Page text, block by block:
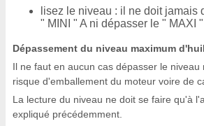
lisez le niveau : il ne doit jamais
" MINI " A ni dépasser le " MAXI
Dépassement du niveau maximum
Il ne faut en aucun cas dépasser le
risque d'emballement du moteur voire de
La lecture du niveau ne doit se faire qu'à
expliqué précédemment.